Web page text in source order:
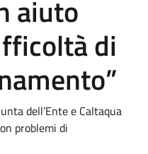
aiuto
di
dell’Ente e Caltaqua
problemi di